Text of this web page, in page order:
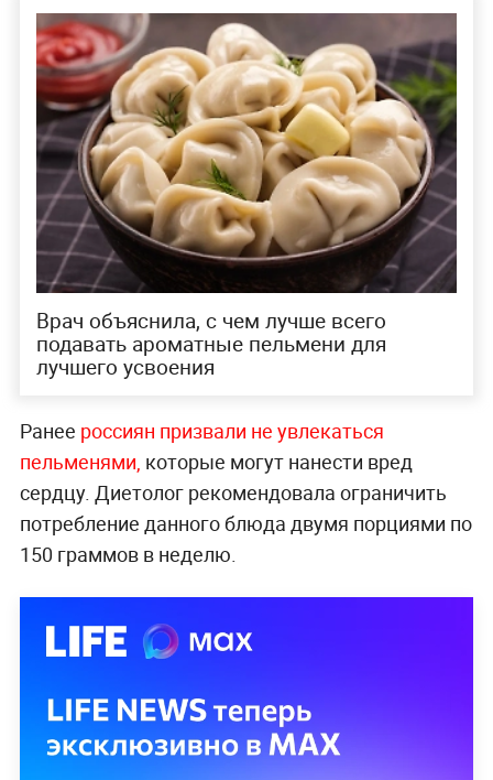
Врач объяснила, с чем лучше всего
подавать ароматные пельмени для
лучшего усвоения
Ранее россиян призвали не увлекаться
пельменями, которые могут нанести вред
сердцу. Диетолог рекомендовала ограничить
потребление данного блюда двумя порциями по
150 граммов в неделю.